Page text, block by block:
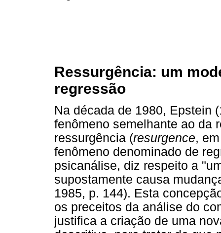
Ressurgência: um
regressão
Na década de 1980, Epstein
fenômeno semelhante ao da
ressurgência (resurgence,
fenômeno denominado de
psicanálise, diz respeito a
supostamente causa
1985, p. 144). Esta
os preceitos da análise do
justifica a criação de uma